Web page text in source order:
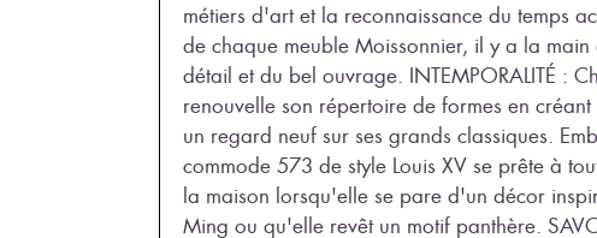
métiers d'art et la reconnaissance du temps
de chaque meuble Moissonnier, il y a la
détail et du bel ouvrage. INTEMPORALITÉ :
renouvelle son répertoire de formes en
un regard neuf sur ses grands classiques.
commode 573 de style Louis XV se prête à
la maison lorsqu'elle se pare d'un décor
Ming ou qu'elle revêt un motif panthère.